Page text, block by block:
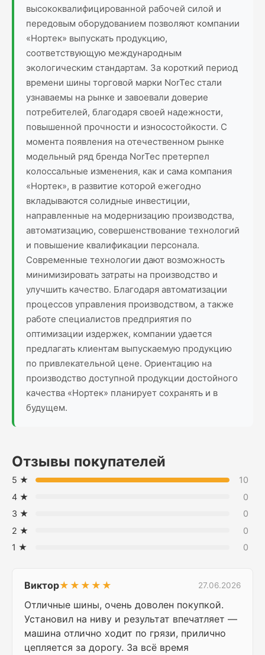
высококвалифицированной рабочей силой и
передовым оборудованием позволяют компании
«Нортек» выпускать продукцию,
соответствующую международным
экологическим стандартам. За короткий период
времени шины торговой марки NorTec стали
узнаваемы на рынке и завоевали доверие
потребителей, благодаря своей надежности,
повышенной прочности и износостойкости. С
момента появления на отечественном рынке
модельный ряд бренда NorTec претерпел
колоссальные изменения, как и сама компания
«Нортек», в развитие которой ежегодно
вкладываются солидные инвестиции,
направленные на модернизацию производства,
автоматизацию, совершенствование технологий
и повышение квалификации персонала.
Современные технологии дают возможность
минимизировать затраты на производство и
улучшить качество. Благодаря автоматизации
процессов управления производством, а также
работе специалистов предприятия по
оптимизации издержек, компании удается
предлагать клиентам выпускаемую продукцию
по привлекательной цене. Ориентацию на
производство доступной продукции достойного
качества «Нортек» планирует сохранять и в
будущем.
Отзывы покупателей
5 ★
10
4 ★
0
3 ★
0
2 ★
0
1 ★
0
Виктор★★★★★ 27.06.2026
Отличные шины, очень доволен покупкой.
Установил на ниву и результат впечатляет —
машина отлично ходит по грязи, прилично
цепляется за дорогу. За всё время